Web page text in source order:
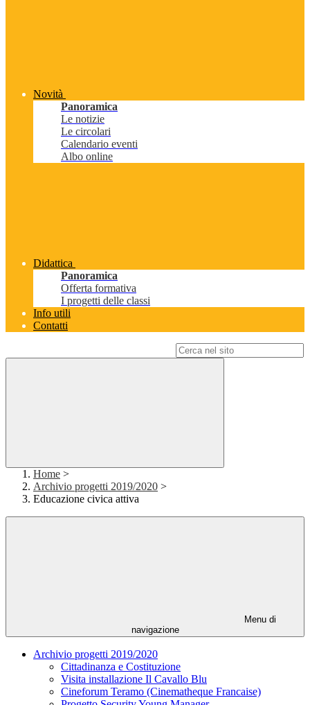
Novità
Panoramica
Le notizie
Le circolari
Calendario eventi
Albo online
Didattica
Panoramica
Offerta formativa
I progetti delle classi
Info utili
Contatti
Home >
Archivio progetti 2019/2020 >
Educazione civica attiva
Menu di
navigazione
Archivio progetti 2019/2020
Cittadinanza e Costituzione
Visita installazione Il Cavallo Blu
Cineforum Teramo (Cinematheque Francaise)